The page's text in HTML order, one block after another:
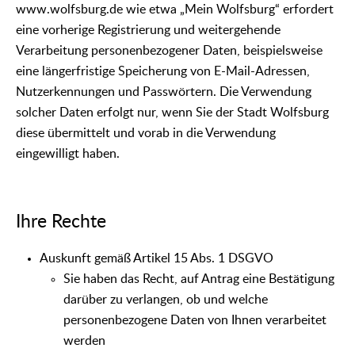
www.wolfsburg.de wie etwa „Mein Wolfsburg“ erfordert
eine vorherige Registrierung und weitergehende
Verarbeitung personenbezogener Daten, beispielsweise
eine längerfristige Speicherung von E-Mail-Adressen,
Nutzerkennungen und Passwörtern. Die Verwendung
solcher Daten erfolgt nur, wenn Sie der Stadt Wolfsburg
diese übermittelt und vorab in die Verwendung
eingewilligt haben.
Ihre Rechte
Auskunft gemäß Artikel 15 Abs. 1 DSGVO
Sie haben das Recht, auf Antrag eine Bestätigung
darüber zu verlangen, ob und welche
personenbezogene Daten von Ihnen verarbeitet
werden